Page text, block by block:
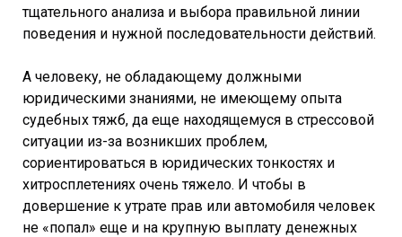
тщательного анализа и выбора правильной линии
поведения и нужной последовательности действий.
А человеку, не обладающему должными
юридическими знаниями, не имеющему опыта
судебных тяжб, да еще находящемуся в стрессовой
ситуации из-за возникших проблем,
сориентироваться в юридических тонкостях и
хитросплетениях очень тяжело. И чтобы в
довершение к утрате прав или автомобиля человек
не «попал» еще и на крупную выплату денежных